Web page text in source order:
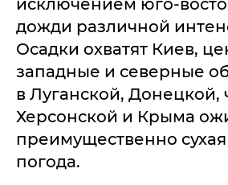
исключением юго-
дожди различной
Осадки охватят Киев,
западные и северные
в Луганской, Донецкой,
Херсонской и Крыма
преимущественно
погода.